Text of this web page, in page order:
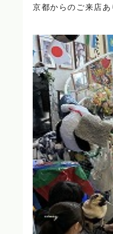
京都からのご来店